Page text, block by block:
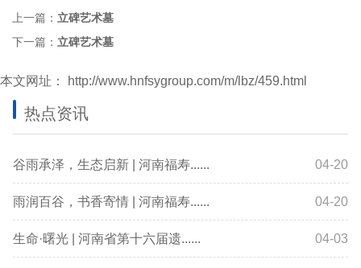
上一篇： 立碑艺术墓
下一篇： 立碑艺术墓
本文网址： http://www.hnfsygroup.com/m/lbz/459.html
热点资讯
04-20
谷雨承泽，生态启新 | 河南福寿......
04-20
雨润百谷，书香寄情 | 河南福寿......
04-03
生命·曙光 | 河南省第十六届遗......